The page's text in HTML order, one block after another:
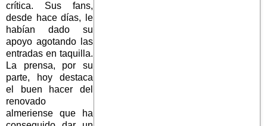
crítica. Sus fans,
desde hace días, le
habían dado su
apoyo agotando las
entradas en taquilla.
La prensa, por su
parte, hoy destaca
el buen hacer del
renovado
almeriense que ha